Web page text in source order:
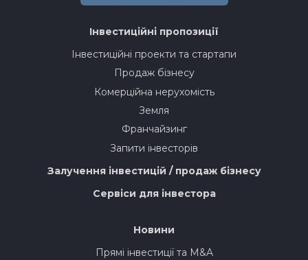
Інвестиційні пропозиції
Інвестиційні проекти та стартапи
Продаж бізнесу
Комерційна нерухомість
Земля
Франчайзинг
Запити інвесторів
Залучення інвестицій / продаж бізнесу
Сервіси для інвестора
Новини
Прямі інвестиції та M&A